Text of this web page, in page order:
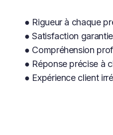
● Rigueur à chaque
● Satisfaction garantie
● Compréhension
● Réponse précise à
● Expérience client